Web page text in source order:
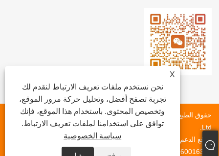
X
نحن نستخدم ملفات تعريف الارتباط لنقدم لك
تجربة تصفح أفضل، وتحليل حركة مرور الموقع،
وتخصيص المحتوى. باستخدام هذا الموقع، فإنك
توافق على استخدامنا لملفات تعريف الارتباط.
سياسة الخصوصية
حقوق الطبع والنشر © 2020 Fujian Newlongma Automotive Co. ،
Ltd.
موقع الدعم الفني للموقع ： Quanzhou Tianyu Network Technology
Co. ، Ltd. Robin.zhang 18060016339